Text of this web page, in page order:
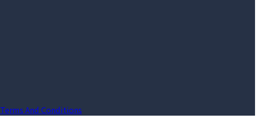
Terms And Conditions